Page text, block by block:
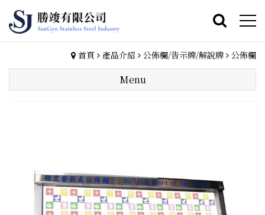
首頁 產品介紹 公佈欄/告示牌/解說牌 公佈欄
Menu